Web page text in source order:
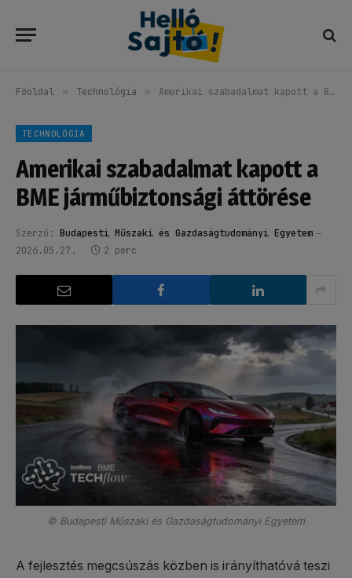
Főoldal » Technológia » Amerikai szabadalmat kapott a BME járműbiztonsági áttörése
TECHNOLÓGIA
Amerikai szabadalmat kapott a
BME járműbiztonsági áttörése
Szerző: Budapesti Műszaki és Gazdaságtudományi Egyetem
2026.05.27.
2 perc
© Budapesti Műszaki és Gazdaságtudományi Egyetem
A fejlesztés megcsúszás közben is irányíthatóvá teszi